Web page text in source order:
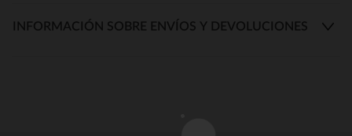
INFORMACIÓN SOBRE ENVÍOS Y DEVOLUCIONES